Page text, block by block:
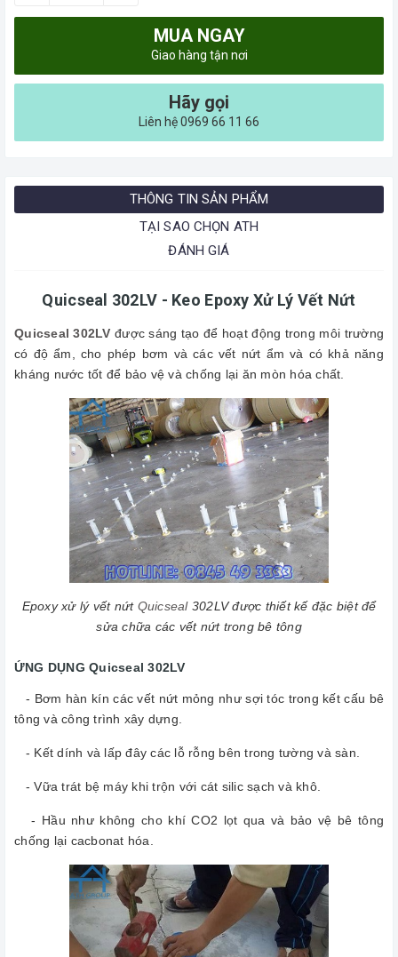
MUA NGAY
Giao hàng tận nơi
Hãy gọi
Liên hệ 0969 66 11 66
THÔNG TIN SẢN PHẨM
TẠI SAO CHỌN ATH
ĐÁNH GIÁ
Quicseal 302LV - Keo Epoxy Xử Lý Vết Nứt
Quicseal 302LV được sáng tạo để hoạt động trong môi trường
có độ ẩm, cho phép bơm và các vết nứt ẩm và có khả năng
kháng nước tốt để bảo vệ và chống lại ăn mòn hóa chất.
Epoxy xử lý vết nứt Quicseal 302LV được thiết kế đặc biệt để
sửa chữa các vết nứt trong bê tông
ỨNG DỤNG Quicseal 302LV
- Bơm hàn kín các vết nứt mỏng như sợi tóc trong kết cấu bê
tông và công trình xây dựng.
- Kết dính và lấp đây các lỗ rỗng bên trong tường và sàn.
- Vữa trát bệ máy khi trộn với cát silic sạch và khô.
- Hầu như không cho khí CO2 lọt qua và bảo vệ bê tông
chống lại cacbonat hóa.